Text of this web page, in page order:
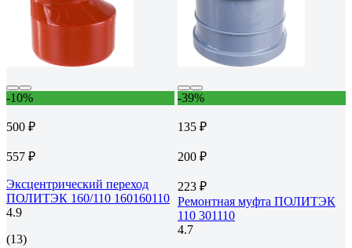
-10%
500 ₽
557 ₽
Эксцентрический переход
ПОЛИТЭК 160/110 160160110
4.9
(13)
-39%
135 ₽
200 ₽
223 ₽
Ремонтная муфта ПОЛИТЭК
110 301110
4.7